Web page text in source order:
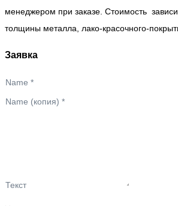
менеджером при заказе. Стоимость
толщины металла, лако-красочного-
Заявка
Name *
Name (копия) *
Текст